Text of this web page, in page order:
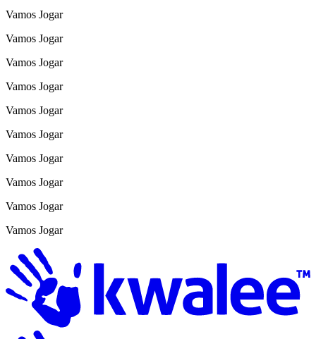
Vamos Jogar
Vamos Jogar
Vamos Jogar
Vamos Jogar
Vamos Jogar
Vamos Jogar
Vamos Jogar
Vamos Jogar
Vamos Jogar
Vamos Jogar